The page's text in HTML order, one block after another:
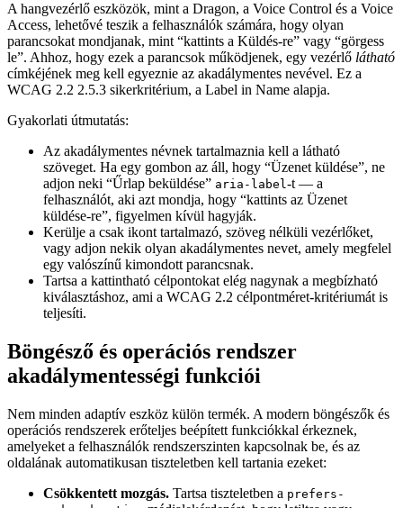
A hangvezérlő eszközök, mint a Dragon, a Voice Control és a Voice
Access, lehetővé teszik a felhasználók számára, hogy olyan
parancsokat mondjanak, mint “kattints a Küldés-re” vagy “görgess
le”. Ahhoz, hogy ezek a parancsok működjenek, egy vezérlő látható
címkéjének meg kell egyeznie az akadálymentes nevével. Ez a
WCAG 2.2 2.5.3 sikerkritérium, a Label in Name alapja.
Gyakorlati útmutatás:
Az akadálymentes névnek tartalmaznia kell a látható
szöveget. Ha egy gombon az áll, hogy “Üzenet küldése”, ne
adjon neki “Űrlap beküldése” aria-label-t — a
felhasználót, aki azt mondja, hogy “kattints az Üzenet
küldése-re”, figyelmen kívül hagyják.
Kerülje a csak ikont tartalmazó, szöveg nélküli vezérlőket,
vagy adjon nekik olyan akadálymentes nevet, amely megfelel
egy valószínű kimondott parancsnak.
Tartsa a kattintható célpontokat elég nagynak a megbízható
kiválasztáshoz, ami a WCAG 2.2 célpontméret-kritériumát is
teljesíti.
Böngésző és operációs rendszer
akadálymentességi funkciói
Nem minden adaptív eszköz külön termék. A modern böngészők és
operációs rendszerek erőteljes beépített funkciókkal érkeznek,
amelyeket a felhasználók rendszerszinten kapcsolnak be, és az
oldalának automatikusan tiszteletben kell tartania ezeket:
Csökkentett mozgás. Tartsa tiszteletben a prefers-